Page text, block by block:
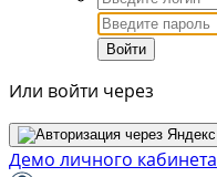
Войти
Или войти через
Демо личного кабинета